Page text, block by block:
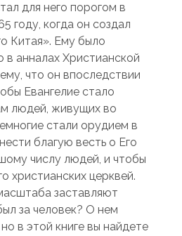
для него порогом в
году, когда он создал
Китая». Ему было
в анналах Христианской
что он впоследствии
Евангелие стало
людей, живущих во
стали орудием в
благую весть о Его
числу людей, и чтобы
христианских церквей.
заставляют
за человек? О нем
в этой книге вы найдете